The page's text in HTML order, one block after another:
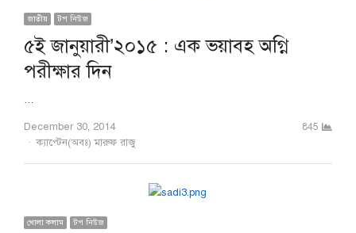
জাতীয় টপ নিউজ
৫ই জানুয়ারী’২০১৫ : এক ভয়াবহ অগ্নি
পরীক্ষার দিন
…
December 30, 2014
Author
ক্যাপ্টেন(অবঃ) মারুফ রাজু
845
খোলা কলাম টপ নিউজ